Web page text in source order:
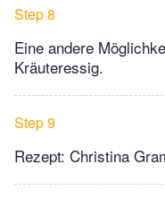
Step 8
Eine andere
Kräuteressig.
Step 9
Rezept: Christina